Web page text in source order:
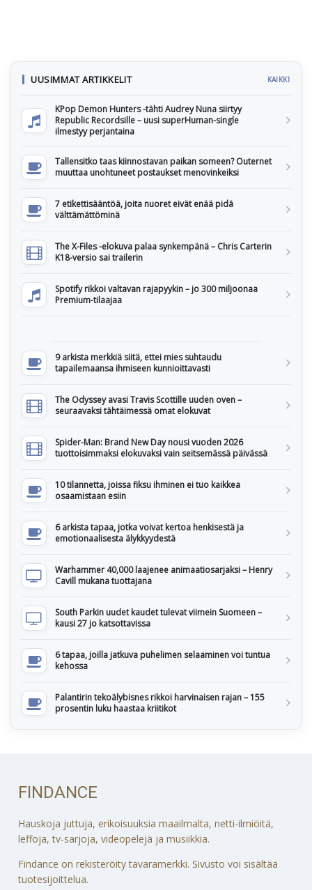
UUSIMMAT ARTIKKELIT KAIKKI
KPop Demon Hunters -tähti Audrey Nuna siirtyy
Republic Recordsille – uusi superHuman-single
ilmestyy perjantaina
Tallensitko taas kiinnostavan paikan someen? Outernet
muuttaa unohtuneet postaukset menovinkeiksi
7 etikettisääntöä, joita nuoret eivät enää pidä
välttämättöminä
The X-Files -elokuva palaa synkempänä – Chris Carterin
K18-versio sai trailerin
Spotify rikkoi valtavan rajapyykin – jo 300 miljoonaa
Premium-tilaajaa
9 arkista merkkiä siitä, ettei mies suhtaudu
tapailemaansa ihmiseen kunnioittavasti
The Odyssey avasi Travis Scottille uuden oven –
seuraavaksi tähtäimessä omat elokuvat
Spider-Man: Brand New Day nousi vuoden 2026
tuottoisimmaksi elokuvaksi vain seitsemässä päivässä
10 tilannetta, joissa fiksu ihminen ei tuo kaikkea
osaamistaan esiin
6 arkista tapaa, jotka voivat kertoa henkisestä ja
emotionaalisesta älykkyydestä
Warhammer 40,000 laajenee animaatiosarjaksi – Henry
Cavill mukana tuottajana
South Parkin uudet kaudet tulevat viimein Suomeen –
kausi 27 jo katsottavissa
6 tapaa, joilla jatkuva puhelimen selaaminen voi tuntua
kehossa
Palantirin tekoälybisnes rikkoi harvinaisen rajan – 155
prosentin luku haastaa kriitikot
FINDANCE
Hauskoja juttuja, erikoisuuksia maailmalta, netti-ilmiöitä,
leffoja, tv-sarjoja, videopelejä ja musiikkia.
Findance on rekisteröity tavaramerkki. Sivusto voi sisältää
tuotesijoittelua.